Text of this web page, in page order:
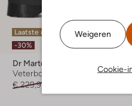
Weigeren
Cookie-
Laatste maten
-30%
Dr Martens
Veterboots
€ 229,95